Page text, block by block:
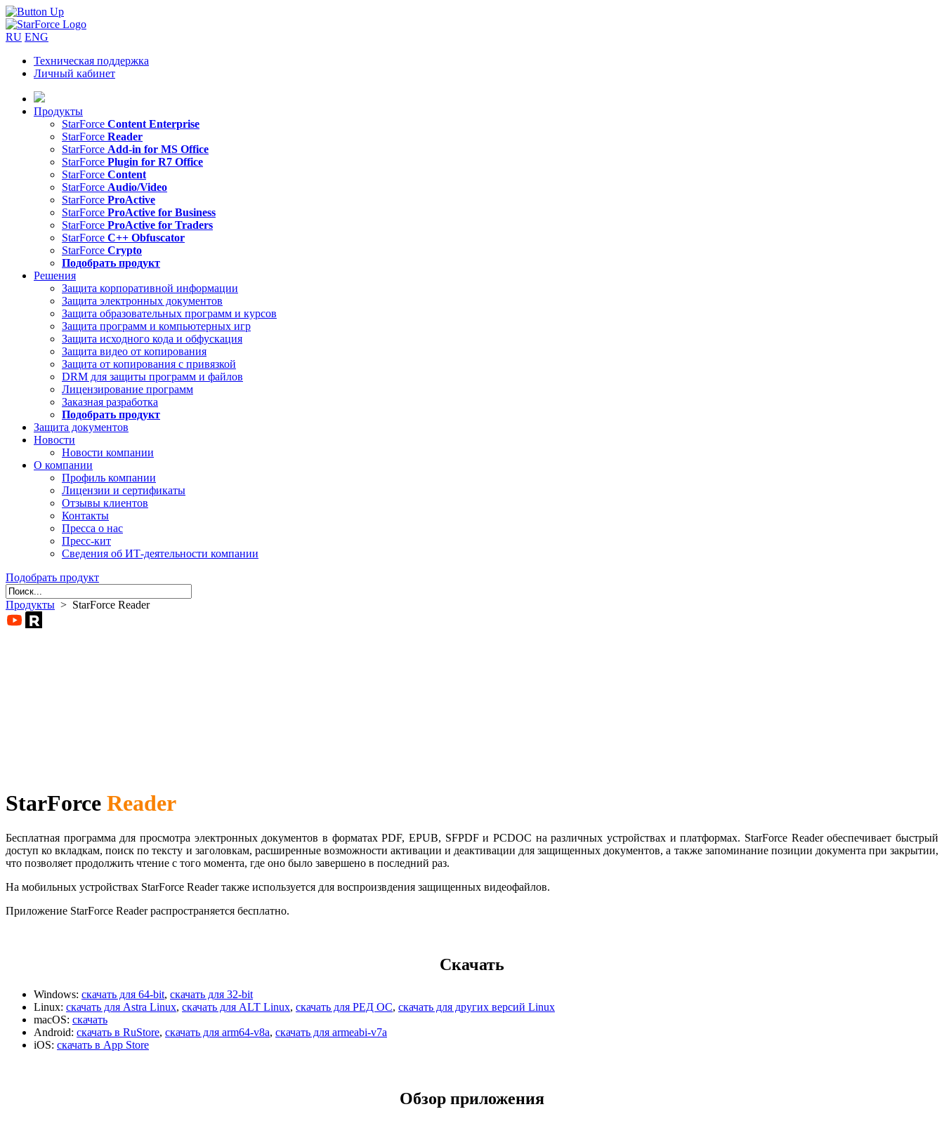
RU ENG
Техническая поддержка
Личный кабинет
Продукты
StarForce Content Enterprise
StarForce Reader
StarForce Add-in for MS Office
StarForce Plugin for R7 Office
StarForce Content
StarForce Audio/Video
StarForce ProActive
StarForce ProActive for Business
StarForce ProActive for Traders
StarForce C++ Obfuscator
StarForce Crypto
Подобрать продукт
Решения
Защита корпоративной информации
Защита электронных документов
Защита образовательных программ и курсов
Защита программ и компьютерных игр
Защита исходного кода и обфускация
Защита видео от копирования
Защита от копирования с привязкой
DRM для защиты программ и файлов
Лицензирование программ
Заказная разработка
Подобрать продукт
Защита документов
Новости
Новости компании
О компании
Профиль компании
Лицензии и сертификаты
Отзывы клиентов
Контакты
Пресса о нас
Пресс-кит
Сведения об ИТ-деятельности компании
Подобрать продукт
Продукты > StarForce Reader
StarForce Reader
Бесплатная программа для просмотра электронных документов в форматах PDF, EPUB, SFPDF и PCDOC на различных устройствах и платформах. StarForce Reader обеспечивает быстрый
доступ ко вкладкам, поиск по тексту и заголовкам, расширенные возможности активации и деактивации для защищенных документов, а также запоминание позиции документа при закрытии,
что позволяет продолжить чтение с того момента, где оно было завершено в последний раз.
На мобильных устройствах StarForce Reader также используется для воспроизвдения защищенных видеофайлов.
Приложение StarForce Reader распространяется бесплатно.
Скачать
Windows: скачать для 64-bit, скачать для 32-bit
Linux: скачать для Astra Linux, скачать для ALT Linux, скачать для РЕД ОС, скачать для других версий Linux
macOS: скачать
Android: скачать в RuStore, скачать для arm64-v8a, скачать для armeabi-v7a
iOS: скачать в App Store
Обзор приложения